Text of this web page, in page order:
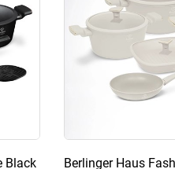
Black
Berlinger Haus